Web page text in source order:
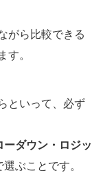
がら比較できる
す。
といって、必ず
ダウン・ロジッ
ぶことです。